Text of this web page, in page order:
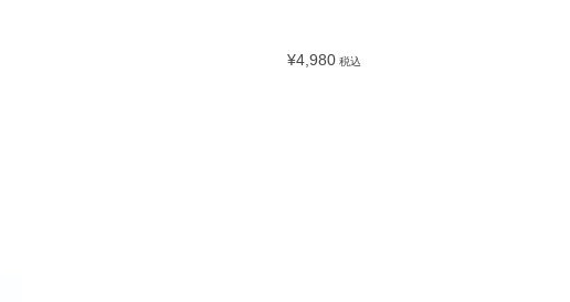
¥4,980 税込